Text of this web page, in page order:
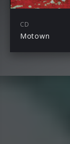
CD
Motown